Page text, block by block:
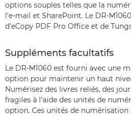
options souples telles que la
l'e-mail et SharePoint. Le DR-
d'eCopy PDF Pro Office et de
Suppléments facultatifs
Le DR-M1060 est fourni avec une
option pour maintenir un haut
Numérisez des livres reliés, des
fragiles à l'aide des unités de
option. Ces unités de numérisation